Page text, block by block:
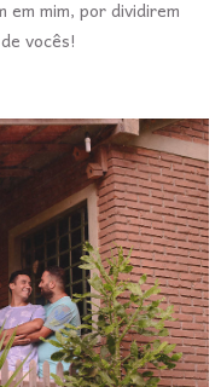
mim, por dividirem
vocês!